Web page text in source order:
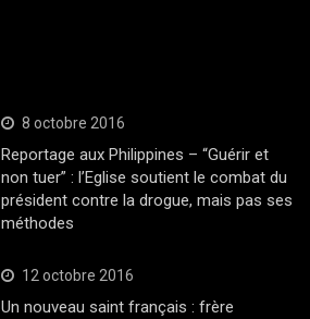
8 octobre 2016
Reportage aux Philippines – “Guérir et
non tuer” : l’Eglise soutient le combat du
président contre la drogue, mais pas ses
méthodes
12 octobre 2016
Un nouveau saint français : frère